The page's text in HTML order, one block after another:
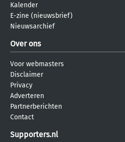
Kalender
E-zine (nieuwsbrief)
Nieuwsarchief
Over ons
Voor webmasters
Disclaimer
Privacy
Adverteren
Partnerberichten
Contact
Supporters.nl